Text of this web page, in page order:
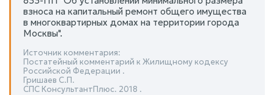
взноса на капитальный ремонт общего имущества
в многоквартирных домах на территории города
Москвы".
Источник комментария:
Постатейный комментарий к Жилищному кодексу
Российской Федерации .
Гришаев С.П.
СПС КонсультантПлюс. 2018 .